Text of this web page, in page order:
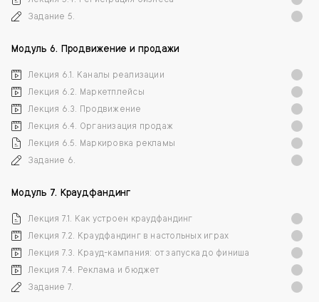
Задание 5.
Модуль 6. Продвижение и продажи
Лекция 6.1. Каналы реализации
Лекция 6.2. Маркетплейсы
Лекция 6.3. Продвижение
Лекция 6.4. Организация продаж
Лекция 6.5. Маркировка рекламы
Задание 6.
Модуль 7. Краудфандинг
Лекция 7.1. Как устроен краудфандинг
Лекция 7.2. Краудфандинг в настольных играх
Лекция 7.3. Крауд-кампания: от запуска до финиша
Лекция 7.4. Реклама и бюджет
Задание 7.